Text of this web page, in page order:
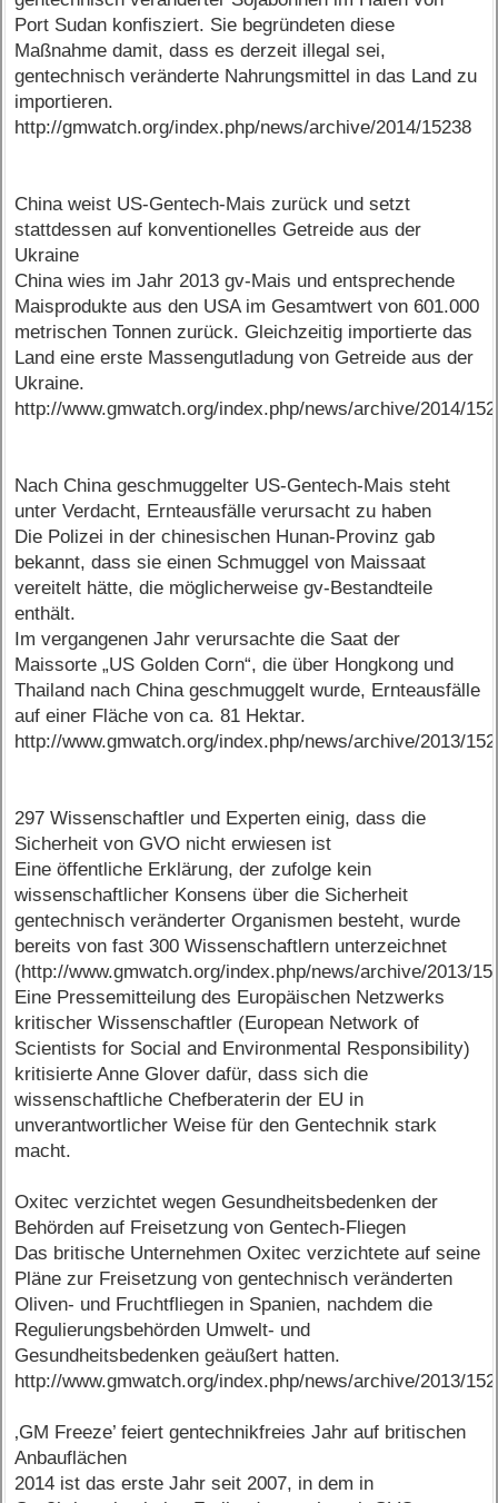
Port Sudan konfisziert. Sie begründeten diese
Maßnahme damit, dass es derzeit illegal sei,
gentechnisch veränderte Nahrungsmittel in das Land zu
importieren.
http://gmwatch.org/index.php/news/archive/2014/15238
China weist US-Gentech-Mais zurück und setzt
stattdessen auf konventionelles Getreide aus der
Ukraine
China wies im Jahr 2013 gv-Mais und entsprechende
Maisprodukte aus den USA im Gesamtwert von 601.000
metrischen Tonnen zurück. Gleichzeitig importierte das
Land eine erste Massengutladung von Getreide aus der
Ukraine.
http://www.gmwatch.org/index.php/news/archive/2014/
Nach China geschmuggelter US-Gentech-Mais steht
unter Verdacht, Ernteausfälle verursacht zu haben
Die Polizei in der chinesischen Hunan-Provinz gab
bekannt, dass sie einen Schmuggel von Maissaat
vereitelt hätte, die möglicherweise gv-Bestandteile
enthält.
Im vergangenen Jahr verursachte die Saat der
Maissorte „US Golden Corn“, die über Hongkong und
Thailand nach China geschmuggelt wurde, Ernteausfälle
auf einer Fläche von ca. 81 Hektar.
http://www.gmwatch.org/index.php/news/archive/2013/
297 Wissenschaftler und Experten einig, dass die
Sicherheit von GVO nicht erwiesen ist
Eine öffentliche Erklärung, der zufolge kein
wissenschaftlicher Konsens über die Sicherheit
gentechnisch veränderter Organismen besteht, wurde
bereits von fast 300 Wissenschaftlern unterzeichnet
(http://www.gmwatch.org/index.php/news/archive/2013/
Eine Pressemitteilung des Europäischen Netzwerks
kritischer Wissenschaftler (European Network of
Scientists for Social and Environmental Responsibility)
kritisierte Anne Glover dafür, dass sich die
wissenschaftliche Chefberaterin der EU in
unverantwortlicher Weise für den Gentechnik stark
macht.
Oxitec verzichtet wegen Gesundheitsbedenken der
Behörden auf Freisetzung von Gentech-Fliegen
Das britische Unternehmen Oxitec verzichtete auf seine
Pläne zur Freisetzung von gentechnisch veränderten
Oliven- und Fruchtfliegen in Spanien, nachdem die
Regulierungsbehörden Umwelt- und
Gesundheitsbedenken geäußert hatten.
http://www.gmwatch.org/index.php/news/archive/2013/
‚GM Freeze’ feiert gentechnikfreies Jahr auf britischen
Anbauflächen
2014 ist das erste Jahr seit 2007, in dem in